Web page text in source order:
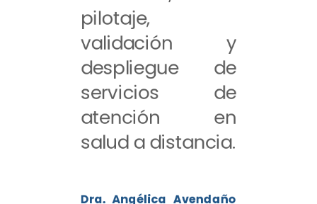
pilotaje,
validación y
despliegue de
servicios de
atención en
salud a distancia.
Dra. Angélica Avendaño